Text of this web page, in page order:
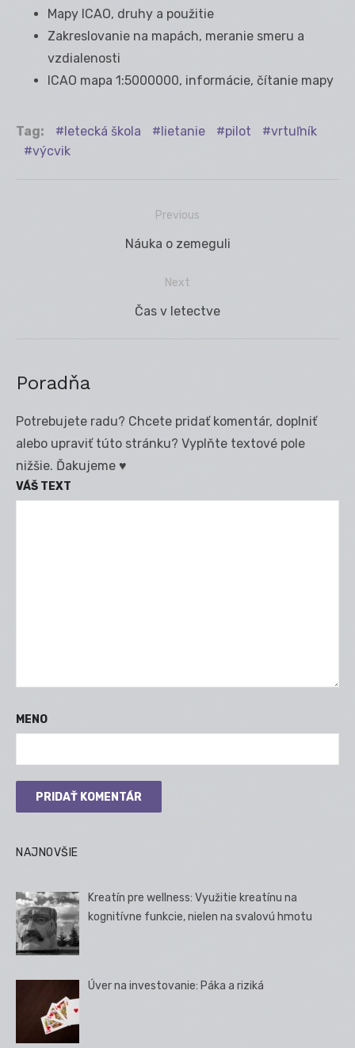
Mapy ICAO, druhy a použitie
Zakreslovanie na mapách, meranie smeru a
vzdialenosti
ICAO mapa 1:5000000, informácie, čítanie mapy
Tag: letecká škola lietanie pilot
vrtuľník
výcvik
Previous
Previous
Náuka o zemeguli
Next
Next
Čas v letectve
Poradňa
Potrebujete radu? Chcete pridať komentár, doplniť
alebo upraviť túto stránku? Vyplňte textové pole
nižšie. Ďakujeme ♥
VÁŠ TEXT
MENO
NAJNOVŠIE
Kreatín pre wellness: Využitie kreatínu na
kognitívne funkcie, nielen na svalovú hmotu
Úver na investovanie: Páka a riziká